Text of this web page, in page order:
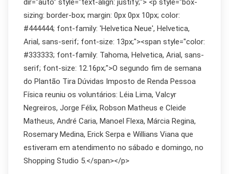
dir="auto" style="text-align: justify;"> <p style="box-
sizing: border-box; margin: 0px 0px 10px; color:
#444444; font-family: 'Helvetica Neue', Helvetica,
Arial, sans-serif; font-size: 13px;"><span style="color:
#333333; font-family: Tahoma, Helvetica, Arial, sans-
serif; font-size: 12.16px;">O segundo fim de semana
do Plantão Tira Dúvidas Imposto de Renda Pessoa
Física reuniu os voluntários: Léia Lima, Valcyr
Negreiros, Jorge Félix, Robson Matheus e Cleide
Matheus, André Caria, Manoel Flexa, Márcia Regina,
Rosemary Medina, Erick Serpa e Willians Viana que
estiveram em atendimento no sábado e domingo, no
Shopping Studio 5.</span></p>